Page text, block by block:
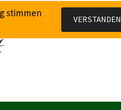
stimmen
VERSTANDEN